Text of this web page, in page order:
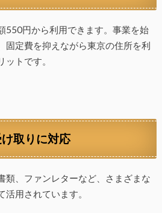
550円から利用できます。事業を始
固定費を抑えながら東京の住所を利
トです。
取りに対応
類、ファンレターなど、さまざまな
用されています。